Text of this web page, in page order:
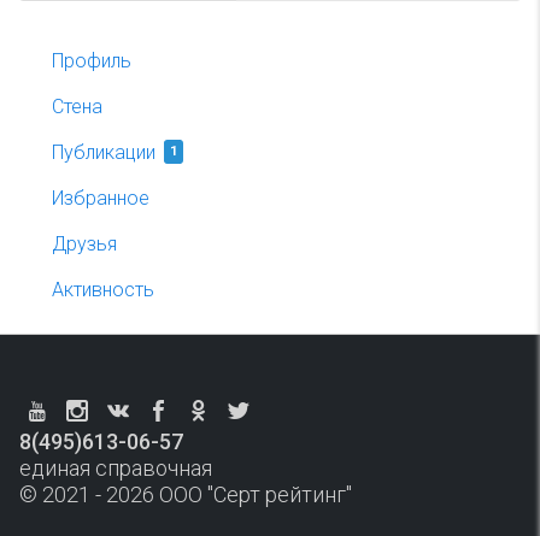
Профиль
Стена
Публикации
1
Избранное
Друзья
Активность
8(495)613-06-57
единая справочная
© 2021 - 2026 ООО "Серт рейтинг"